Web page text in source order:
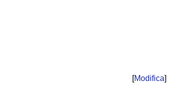
[Modifica]